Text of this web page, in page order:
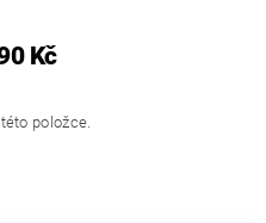
Kč
položce.